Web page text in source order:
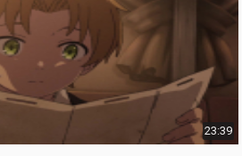
23:39